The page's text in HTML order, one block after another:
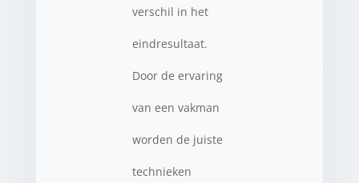
verschil in het
eindresultaat.
Door de ervaring
van een vakman
worden de juiste
technieken